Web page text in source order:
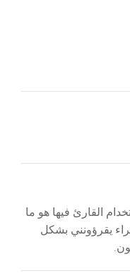
القارئ فيها هو ما
يقرؤونني بشكل